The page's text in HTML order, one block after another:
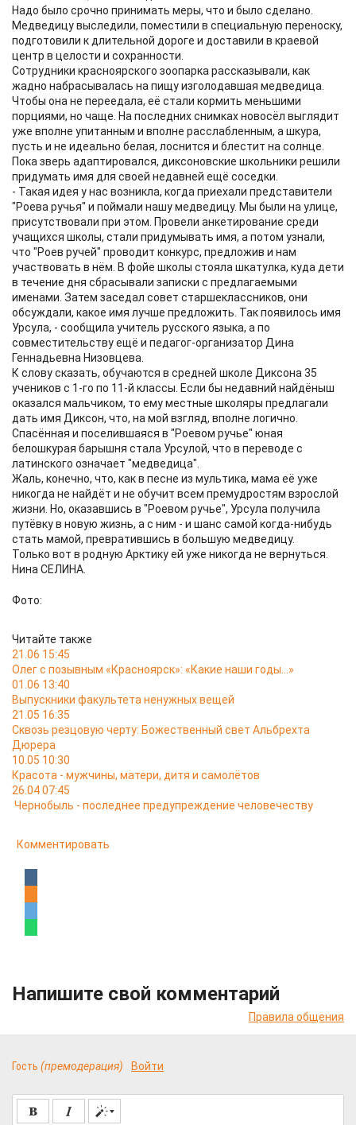
Надо было срочно принимать меры, что и было сделано.
Медведицу выследили, поместили в специальную переноску,
подготовили к длительной дороге и доставили в краевой
центр в целости и сохранности.
Сотрудники красноярского зоопарка рассказывали, как
жадно набрасывалась на пищу изголодавшая медведица.
Чтобы она не переедала, её стали кормить меньшими
порциями, но чаще. На последних снимках новосёл выглядит
уже вполне упитанным и вполне расслабленным, а шкура,
пусть и не идеально белая, лоснится и блестит на солнце.
Пока зверь адаптировался, диксоновские школьники решили
придумать имя для своей недавней ещё соседки.
- Такая идея у нас возникла, когда приехали представители
"Роева ручья" и поймали нашу медведицу. Мы были на улице,
присутствовали при этом. Провели анкетирование среди
учащихся школы, стали придумывать имя, а потом узнали,
что "Роев ручей" проводит конкурс, предложив и нам
участвовать в нём. В фойе школы стояла шкатулка, куда дети
в течение дня сбрасывали записки с предлагаемыми
именами. Затем заседал совет старшеклассников, они
обсуждали, какое имя лучше предложить. Так появилось имя
Урсула, - сообщила учитель русского языка, а по
совместительству ещё и педагог-организатор Дина
Геннадьевна Низовцева.
К слову сказать, обучаются в средней школе Диксона 35
учеников с 1-го по 11-й классы. Если бы недавний найдёныш
оказался мальчиком, то ему местные школяры предлагали
дать имя Диксон, что, на мой взгляд, вполне логично.
Спасённая и поселившаяся в "Роевом ручье" юная
белошкурая барышня стала Урсулой, что в переводе с
латинского означает "медведица".
Жаль, конечно, что, как в песне из мультика, мама её уже
никогда не найдёт и не обучит всем премудростям взрослой
жизни. Но, оказавшись в "Роевом ручье", Урсула получила
путёвку в новую жизнь, а с ним - и шанс самой когда-нибудь
стать мамой, превратившись в большую медведицу.
Только вот в родную Арктику ей уже никогда не вернуться.
Нина СЕЛИНА.
Фото:
Читайте также
21.06 15:45
Олег с позывным «Красноярск»: «Какие наши годы…»
01.06 13:40
Выпускники факультета ненужных вещей
21.05 16:35
Сквозь резцовую черту: Божественный свет Альбрехта
Дюрера
10.05 10:30
Красота - мужчины, матери, дитя и самолётов
26.04 07:45
Чернобыль - последнее предупреждение человечеству
Комментировать
Напишите свой комментарий
Правила общения
Гость (премодерация) Войти